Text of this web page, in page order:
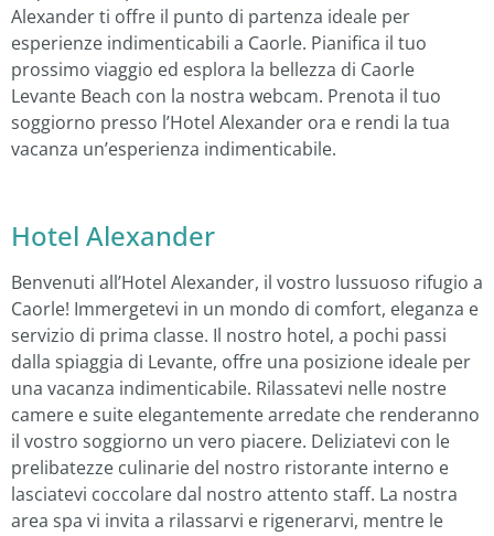
Alexander ti offre il punto di partenza ideale per
esperienze indimenticabili a Caorle. Pianifica il tuo
prossimo viaggio ed esplora la bellezza di Caorle
Levante Beach con la nostra webcam. Prenota il tuo
soggiorno presso l’Hotel Alexander ora e rendi la tua
vacanza un’esperienza indimenticabile.
Hotel Alexander
Benvenuti all’Hotel Alexander, il vostro lussuoso rifugio a
Caorle! Immergetevi in un mondo di comfort, eleganza e
servizio di prima classe. Il nostro hotel, a pochi passi
dalla spiaggia di Levante, offre una posizione ideale per
una vacanza indimenticabile. Rilassatevi nelle nostre
camere e suite elegantemente arredate che renderanno
il vostro soggiorno un vero piacere. Deliziatevi con le
prelibatezze culinarie del nostro ristorante interno e
lasciatevi coccolare dal nostro attento staff. La nostra
area spa vi invita a rilassarvi e rigenerarvi, mentre le